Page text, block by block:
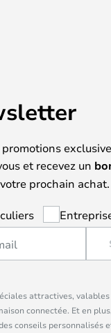
et recevez un
prochain achat.
attractives,
connectée. Et en
conseils personnalisés